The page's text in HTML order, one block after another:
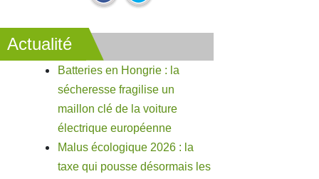
Actualité
Batteries en Hongrie : la
sécheresse fragilise un
maillon clé de la voiture
électrique européenne
Malus écologique 2026 : la
taxe qui pousse désormais les